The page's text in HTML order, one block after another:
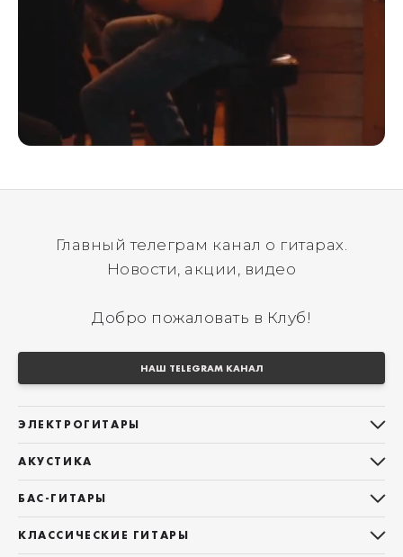
Главный телеграм канал о гитарах.
Новости, акции, видео
Добро пожаловать в Клуб!
НАШ TELEGRAM КАНАЛ
ЭЛЕКТРОГИТАРЫ
Telecaster
Les Paul
АКУСТИКА
Фолки (ОМ, 000, 00)
БАС-ГИТАРЫ
КЛАССИЧЕСКИЕ ГИТАРЫ